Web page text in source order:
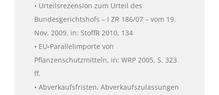
• Urteilsrezension zum Urteil des
Bundesgerichtshofs – I ZR 186/07 – vom 19.
Nov. 2009, in: StoffR 2010, 134
• EU-Parallelimporte von
Pflanzenschutzmitteln, in: WRP 2005, S. 323
ff.
• Abverkaufsfristen, Abverkaufszulassungen